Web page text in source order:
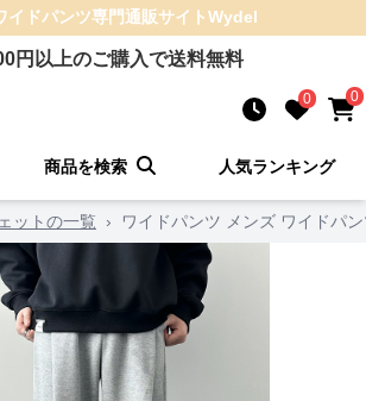
イドパンツ専門通販サイトWydel
円以上のご購入で送料無料
0 0
商品を検索 人気ランキング
ットの一覧 › ワイドパンツ メンズ ワイドパ